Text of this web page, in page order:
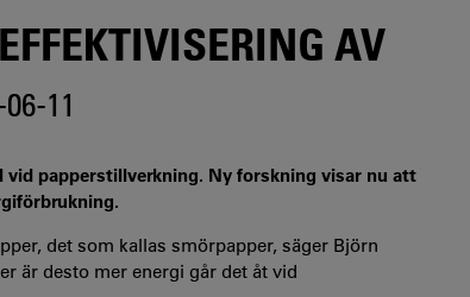
AV
11
vid papperstillverkning. Ny forskning visar nu att
det som kallas smörpapper, säger Björn
är desto mer energi går det åt vid